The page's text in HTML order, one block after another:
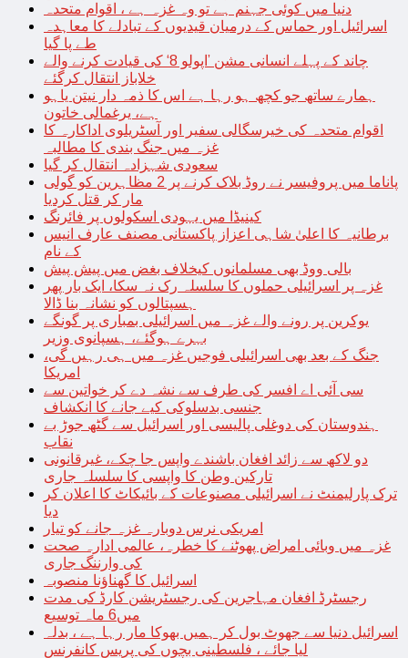
دنیا میں کوئی جہنم ہے تو وہ غزہ ہے ، اقوام متحدہ
اسرائیل اور حماس کے درمیان قیدیوں کے تبادلے کا معاہدہ
طے پا گیا
چاند کے پہلے انسانی مشن ’اپولو 8‘ کی قیادت کرنے والے
خلاباز انتقال کرگئے
ہمارے ساتھ جو کچھ ہو رہا ہے اس کا ذمہ دار نیتن یاہو
ہے، یرغمالی خاتون
اقوام متحدہ کی خیرسگالی سفیر اور آسٹریلوی اداکارہ کا
غزہ میں جنگ بندی کا مطالبہ
سعودی شہزادہ انتقال کر گیا
پاناما میں پروفیسر نے روڈ بلاک کرنے پر 2 مظاہرین کو گولی
مار کر قتل کردیا
کینیڈا میں یہودی اسکولوں پر فائرنگ
برطانیہ کا اعلیٰ شاہی اعزاز پاکستانی مصنف عارف انیس
کے نام
بالی ووڈ بھی مسلمانوں کیخلاف بغض میں پیش پیش
غزہ پر اسرائیلی حملوں کا سلسلہ رک نہ سکا، ایک بار پھر
ہسپتالوں کو نشانہ بنا ڈالا
یوکرین پر رونے والے غزہ میں اسرائیلی بمباری پر گونگے
بہرے ہوگئے، ہسپانوی وزیر
جنگ کے بعد بھی اسرائیلی فوجیں غزہ میں ہی رہیں گی،
امریکا
سی آئی اے افسر کی طرف سے نشہ دے کر خواتین سے
جنسی بدسلوکی کیے جانے کا انکشاف
ہندوستان کی دوغلی پالیسی اور اسرائیل سے گٹھ جوڑ بے
نقاب
دو لاکھ سے زائد افغان باشندے واپس جا چکے، غیرقانونی
تارکین وطن کا واپسی کا سلسلہ جاری
ترک پارلیمنٹ نے اسرائیلی مصنوعات کے بائیکاٹ کا اعلان کر
دیا
امریکی نرس دوبارہ غزہ جانے کو تیار
غزہ میں وبائی امراض پھوٹنے کا خطرہ، عالمی ادارہ صحت
کی وارننگ جاری
اسرائیل کا گھناؤنا منصوبہ
رجسٹرڈ افغان مہاجرین کی رجسٹریشن کارڈ کی مدت
میں6 ماہ توسیع
اسرائیل دنیا سے جھوٹ بول کر ہمیں بھوکا مار رہا ہے ، بدلہ
لیا جائے ، فلسطینی بچوں کی پریس کانفرنس